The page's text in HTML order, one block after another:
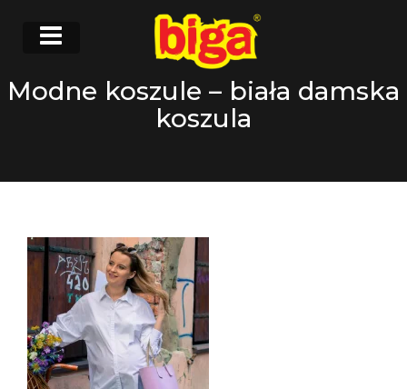
Modne koszule – biała damska
koszula